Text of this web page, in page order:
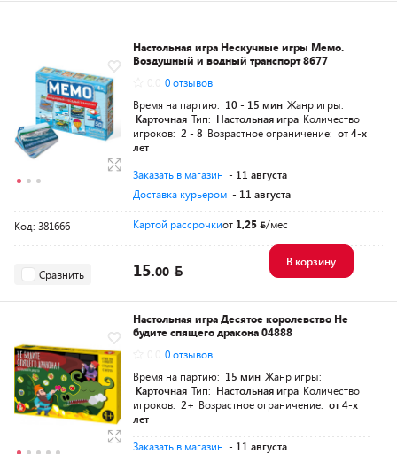
Настольная игра Нескучные игры Мемо.
Воздушный и водный транспорт 8677
0 отзывов
Время на партию: 10 - 15 мин Жанр игры:
Карточная Тип: Настольная игра Количество
игроков: 2 - 8 Возрастное ограничение: от 4-х
лет
Заказать в магазин - 11 августа
Доставка курьером - 11 августа
Код: 381666 Картой рассрочкиот 1,25 /мес
Сравнить 15.00
В корзину
Настольная игра Десятое королевство Не
будите спящего дракона 04888
0 отзывов
Время на партию: 15 мин Жанр игры:
Карточная Тип: Настольная игра Количество
игроков: 2+ Возрастное ограничение: от 4-х
лет
Заказать в магазин - 11 августа